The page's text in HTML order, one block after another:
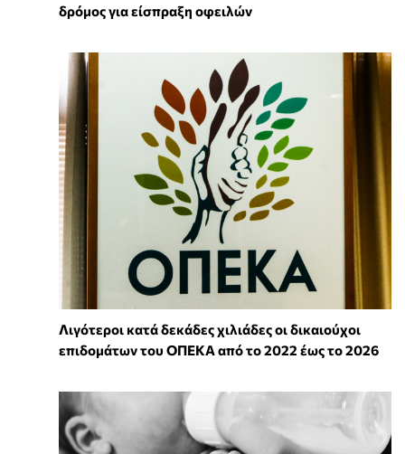
δρόμος για είσπραξη οφειλών
Λιγότεροι κατά δεκάδες χιλιάδες οι δικαιούχοι
επιδομάτων του ΟΠΕΚΑ από το 2022 έως το 2026